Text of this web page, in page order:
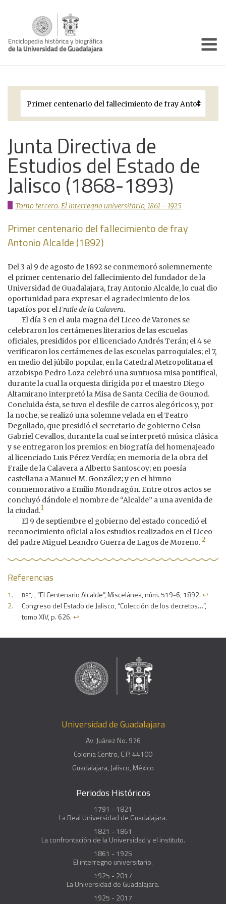
Períodos Históricos
Galería
Documentos institucionales
Junta Directiva de
Estudios del Estado de
Jalisco (1868-1893)
Tomo tercero. El interregno universitario, 1861 - 1925
Primer centenario del fallecimiento de fray
Antonio Alcalde (1892)
Del 3 al 9 de agosto de 1892 se conmemoró solemnemente
el primer centenario del fallecimiento del fundador de la
Universidad de Guadalajara, fray Antonio Alcalde, lo cual dio
oportunidad para expresar el agradecimiento de los
tapatíos por elFraile de la Calavera.
El día 3 en el aula magna del Liceo de Varones se
celebraron los certámenes literarios de las escuelas
oficiales, presididos por el licenciado Andrés Terán; el 4 se
verificaron los certámenes de las escuelas parroquiales; el 7,
en medio del júbilo popular, en la Catedral Metropolitana el
arzobispo Pedro Loza celebró una suntuosa misa pontifical,
durante la cual la orquesta dirigida por el maestro Diego
Altamirano interpretó la Misa de Santa Cecilia de Gounod.
Concluida ésta, se tuvo el desfile de carros alegóricos y, por
la noche, se realizó una solemne velada en el Teatro
Degollado, que presidió el secretario de gobierno Celso
Gabriel Cevallos, durante la cual se interpretó música clásica
y se entregaron los premios: en biografía del homenajeado
al licenciado Luis Pérez Verdía; en memoria de la obra del
Fraile de la Calavera a Alberto Santoscoy; en poesía
castellana a Manuel M. González; y en el himno
conmemorativo a Emilio Mondragón. Entre otros actos se
concluyó dándole el nombre de “Alcalde” a una avenida de
la ciudad.1
El 9 de septiembre el gobierno del estado concedió el
reconocimiento oficial a los estudios realizados en el Liceo
del padre Miguel Leandro Guerra de Lagos de Moreno.2
Referencias
bpej , “El Centenario Alcalde”, Miscelánea, núm. 519-6, 1892.↩︎
Congreso del Estado de Jalisco, “Colección de los decretos…”,
tomo XIV, p. 626.↩︎
Universidad de Guadalajara
Av. Juárez No. 976
Colonia Centro, C.P. 44100
Guadalajara, Jalisco, México
Periodos Históricos
1791 - 1821
La Real Universidad de Guadalajara.
1821 - 1861
La confrontación de la Universidad y el instituto.
1861 - 1925
El interregno universitario.
1925 - 2017
La Universidad de Guadalajara.
1925 - 2017